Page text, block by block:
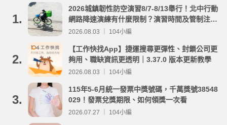
1.
2026城鎮韌性防空演習8/7-8/13舉行！北中行動
網路降速演練有什麼限制？演習時間及管制注意
事項整理
2026.08.03 ｜ 104小編
2.
【工作快找App】捷運搜尋更彈性、封鎖公司更
夠用、職缺資訊更透明｜3.37.0 版本更新教學
2026.08.03 ｜ 104小編
3.
115年5-6月統一發票中獎號碼，千萬獎號38548
029！發票兌獎期限、如何領獎一次看
2026.07.27 ｜ 104小編